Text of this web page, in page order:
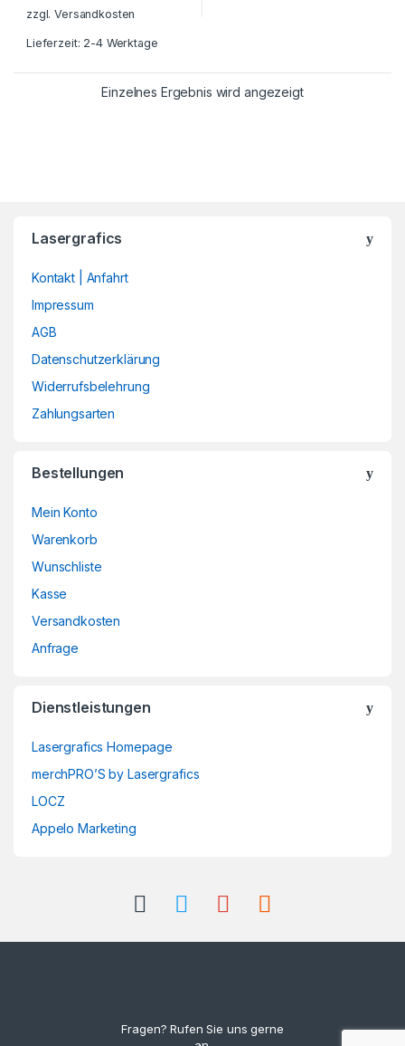
zzgl.Versandkosten
Lieferzeit: 2-4 Werktage
Einzelnes Ergebnis wird angezeigt
Lasergrafics
Kontakt | Anfahrt
Impressum
AGB
Datenschutzerklärung
Widerrufsbelehrung
Zahlungsarten
Bestellungen
Mein Konto
Warenkorb
Wunschliste
Kasse
Versandkosten
Anfrage
Dienstleistungen
Lasergrafics Homepage
merchPRO’S by Lasergrafics
LOCZ
Appelo Marketing
Fragen? Rufen Sie uns gerne